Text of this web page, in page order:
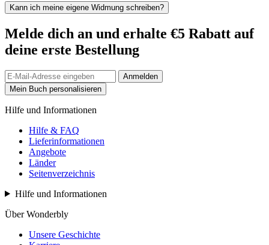
Kann ich meine eigene Widmung schreiben?
Melde dich an und erhalte €5 Rabatt auf
deine erste Bestellung
Anmelden
Mein Buch personalisieren
Hilfe und Informationen
Hilfe & FAQ
Lieferinformationen
Angebote
Länder
Seitenverzeichnis
Hilfe und Informationen
Über Wonderbly
Unsere Geschichte